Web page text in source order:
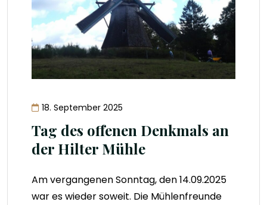
18. September 2025
Tag des offenen Denkmals an
der Hilter Mühle
Am vergangenen Sonntag, den 14.09.2025
war es wieder soweit. Die Mühlenfreunde